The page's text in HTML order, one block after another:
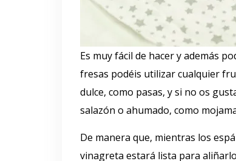
Es muy fácil de hacer y además
fresas podéis utilizar cualquier
dulce, como pasas, y si no os
salazón o ahumado, como
De manera que, mientras los
vinagreta estará lista para